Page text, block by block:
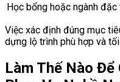
Học bổng hoặc ngành đặc
Việc xác định đúng mục
dựng lộ trình phù hợp và
Làm Thế Nào Để